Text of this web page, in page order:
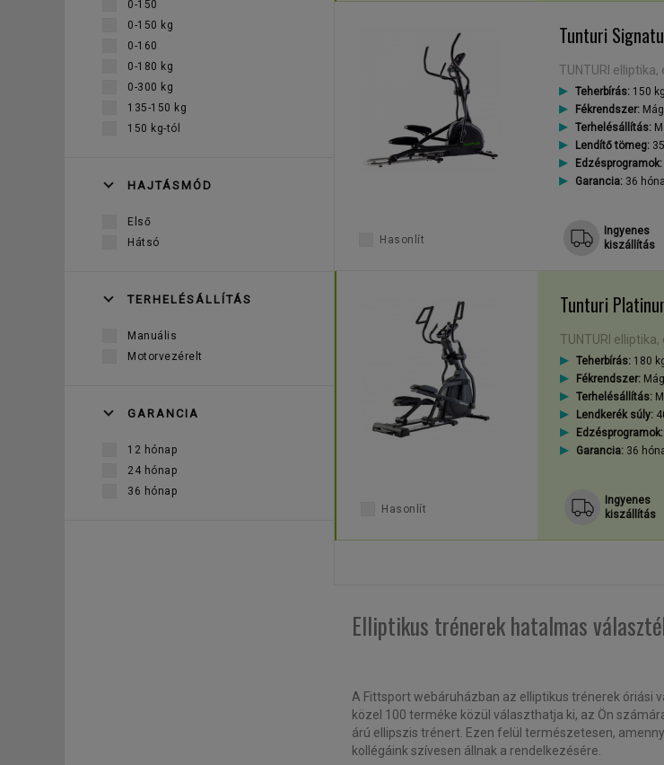
Tunturi
TUNTURI
Teherbírás:150 kg
Fékrendszer:
Terhelésállítás:
Lendítő tömeg:
Edzésprogramok:
Garancia:36
Ingyenes
kiszállítás
Hasonlít
Tunturi
TUNTURI
Teherbírás: 180
Fékrendszer:
Terhelésállítás:
Lendkerék súly:
Edzésprogramok:
Garancia: 36
Ingyenes
kiszállítás
Hasonlít
Elliptikus trénerek hatalmas
A Fittsport webáruházban az elliptikus trénerek óriási
közel 100 terméke közül választhatja ki, az Ön
árú ellipszis trénert. Ezen felül természetesen,
kollégáink szívesen állnak a rendelkezésére.
0-150
0-150 kg
0-160
0-180 kg
0-300 kg
135-150 kg
150 kg-tól
HAJTÁSMÓD
Első
Hátsó
TERHELÉSÁLLÍTÁS
Manuális
Motorvezérelt
GARANCIA
12 hónap
24 hónap
36 hónap